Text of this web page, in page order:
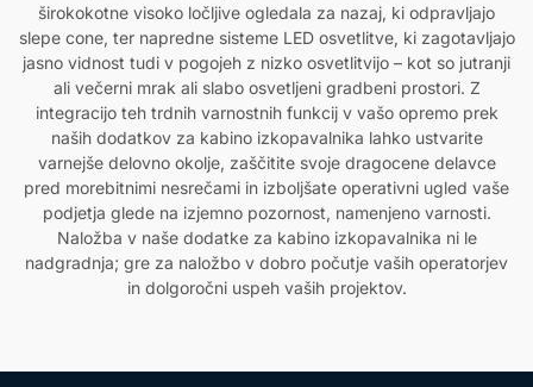
širokokotne visoko ločljive ogledala za nazaj, ki odpravljajo
slepe cone, ter napredne sisteme LED osvetlitve, ki zagotavljajo
jasno vidnost tudi v pogojeh z nizko osvetlitvijo – kot so jutranji
ali večerni mrak ali slabo osvetljeni gradbeni prostori. Z
integracijo teh trdnih varnostnih funkcij v vašo opremo prek
naših dodatkov za kabino izkopavalnika lahko ustvarite
varnejše delovno okolje, zaščitite svoje dragocene delavce
pred morebitnimi nesrečami in izboljšate operativni ugled vaše
podjetja glede na izjemno pozornost, namenjeno varnosti.
Naložba v naše dodatke za kabino izkopavalnika ni le
nadgradnja; gre za naložbo v dobro počutje vaših operatorjev
in dolgoročni uspeh vaših projektov.